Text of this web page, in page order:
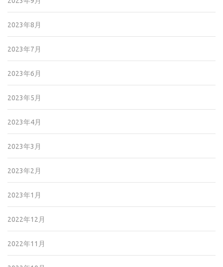
2023年8月
2023年7月
2023年6月
2023年5月
2023年4月
2023年3月
2023年2月
2023年1月
2022年12月
2022年11月